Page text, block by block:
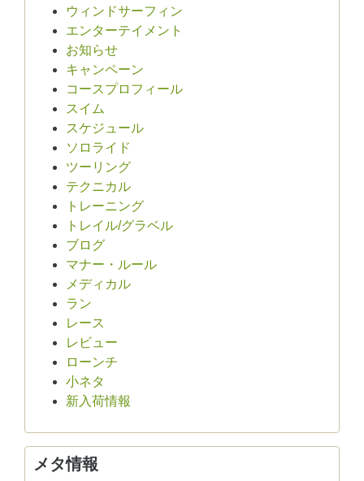
ウィンドサーフィン
エンターテイメント
お知らせ
キャンペーン
コースプロフィール
スイム
スケジュール
ソロライド
ツーリング
テクニカル
トレーニング
トレイル/グラベル
ブログ
マナー・ルール
メディカル
ラン
レース
レビュー
ローンチ
小ネタ
新入荷情報
メタ情報